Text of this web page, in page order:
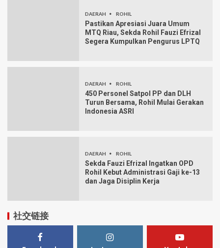
DAERAH ROHIL
Pastikan Apresiasi Juara Umum
MTQ Riau, Sekda Rohil Fauzi Efrizal
Segera Kumpulkan Pengurus LPTQ
DAERAH ROHIL
450 Personel Satpol PP dan DLH
Turun Bersama, Rohil Mulai Gerakan
Indonesia ASRI
DAERAH ROHIL
Sekda Fauzi Efrizal Ingatkan OPD
Rohil Kebut Administrasi Gaji ke-13
dan Jaga Disiplin Kerja
社交链接